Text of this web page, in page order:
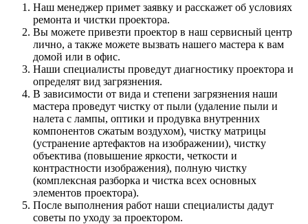
Наш менеджер примет заявку и расскажет об условиях
ремонта и чистки проектора.
Вы можете привезти проектор в наш сервисный центр
лично, а также можете вызвать нашего мастера к вам
домой или в офис.
Наши специалисты проведут диагностику проектора и
определят вид загрязнения.
В зависимости от вида и степени загрязнения наши
мастера проведут чистку от пыли (удаление пыли и
налета с лампы, оптики и продувка внутренних
компонентов сжатым воздухом), чистку матрицы
(устранение артефактов на изображении), чистку
объектива (повышение яркости, четкости и
контрастности изображения), полную чистку
(комплексная разборка и чистка всех основных
элементов проектора).
После выполнения работ наши специалисты дадут
советы по уходу за проектором.